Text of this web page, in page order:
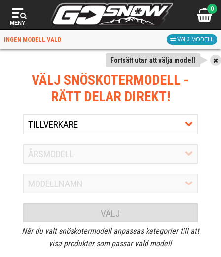
MENY
0
INGEN MODELL VALD VÄLJ MODELL
Fortsätt utan att välja modell
VÄLJ SNÖSKOTERMODELL -
RÄTT DELAR DIREKT!
VÄLJ
När du valt snöskotermodell anpassas kategorier till att
visa produkter som passar vald modell